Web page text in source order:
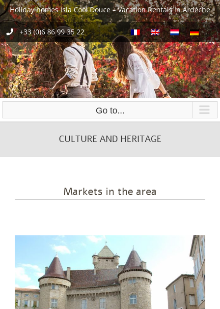
Skip
to
content
Holiday homes Isla Cool Douce – Vacation Rentals in Ardèche
+33 (0)6 86 99 35 22
Go to...
CULTURE AND HERITAGE
Markets in the area